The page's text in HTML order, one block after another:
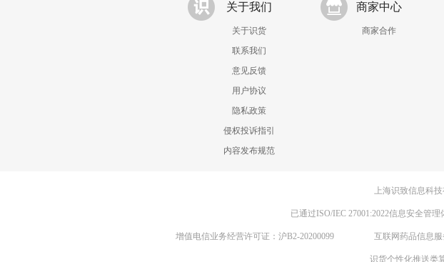
关于我们
关于识货
联系我们
意见反馈
用户协议
隐私政策
侵权投诉指引
内容发布规范
商家中心
商家合作
上海识致信息科
已通过ISO/IEC 27001:2022信息安全管理
增值电信业务经营许可证：沪B2-20200099 互联网药品信息
识货个性化推送类